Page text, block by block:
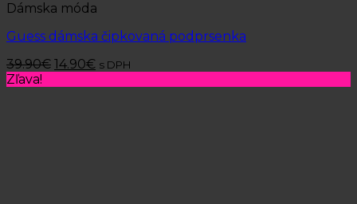
Dámska móda
Guess dámska čipkovaná podprsenka
39.90€ 14.90€ s DPH
Zľava!